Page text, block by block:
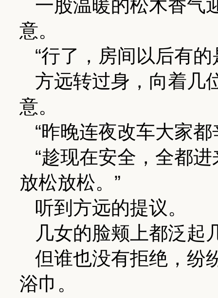
一股温暖的松木香气
意。
“行了，房间以后有
方远转过身，向着几
意。
“昨晚连夜改车大家都
“趁现在安全，全都
放松放松。”
听到方远的提议。
几女的脸颊上都泛起
但谁也没有拒绝，纷
浴巾。